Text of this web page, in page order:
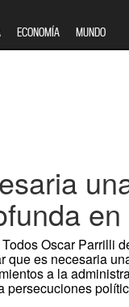
ECONOMÍA MUNDO
Oscar Parrilli
que es necesaria
a la
persecuciones